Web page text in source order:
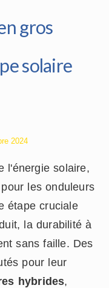
gros
solaire
2024
l'énergie solaire,
les onduleurs
étape cruciale
la durabilité à
sans faille. Des
pour leur
hybrides,